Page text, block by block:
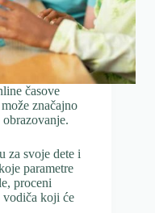
časove
značajno
za svoje dete i
parametre
proceni
vodiča koji će